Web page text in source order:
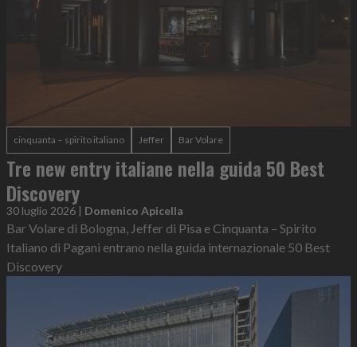
cinquanta – spirito italiano Jeffer Bar Volare
Tre new entry italiane nella guida 50 Best
Discovery
30 luglio 2026 | Domenico Apicella
Bar Volare di Bologna, Jeffer di Pisa e Cinquanta – Spirito
Italiano di Pagani entrano nella guida internazionale 50 Best
Discovery